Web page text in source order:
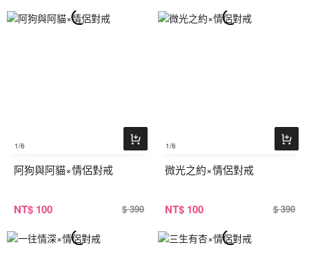
1/6
阿狗與阿貓×情侶對戒
NT$ 100 $ 390
1/6
微光之約×情侶對戒
NT$ 100 $ 390